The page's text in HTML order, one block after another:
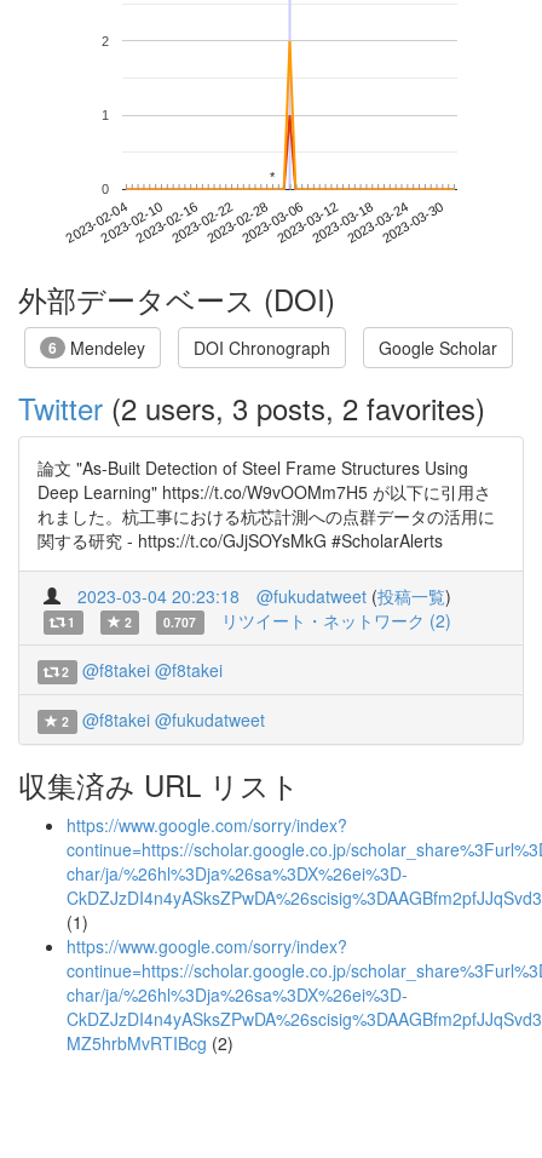
2023-02-042023-02-102023-02-162023-02-222023-02-282023-03-062023-03-122023-03-182023-03-242023-03-30
0
1
2
**
外部データベース (DOI)
6 Mendeley DOI Chronograph Google Scholar
Twitter (2 users, 3 posts, 2 favorites)
論文 "As-Built Detection of Steel Frame Structures Using
Deep Learning" https://t.co/W9vOOMm7H5 が以下に引用さ
れました。杭工事における杭芯計測への点群データの活用に
関する研究 - https://t.co/GJjSOYsMkG #ScholarAlerts
2023-03-04 20:23:18 @fukudatweet (投稿一覧)
1 2 0.707 リツイート・ネットワーク (2)
2 @f8takei @f8takei
2 @f8takei @fukudatweet
収集済み URL リスト
https://www.google.com/sorry/index?
continue=https://scholar.google.co.jp/
char/ja/%26hl%3Dja%26sa%3DX%26ei%3D-
(1)
https://www.google.com/sorry/index?
continue=https://scholar.google.co.jp/
char/ja/%26hl%3Dja%26sa%3DX%26ei%3D-
MZ5hrbMvRTIBcg (2)